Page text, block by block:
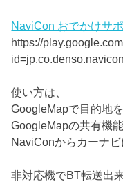
NaviCon おでかけサ
https://
使い方は、
GoogleMapで目的地
GoogleMapの共有機
NaviConからカーナ
非対応機でBT転送出